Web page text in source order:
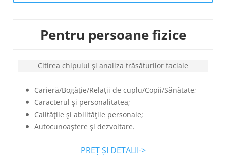
Pentru persoane fizice
Citirea chipului şi analiza trăsăturilor faciale
Carieră/Bogăţie/Relaţii de cuplu/Copii/Sănătate;
Caracterul şi personalitatea;
Calităţile şi abilităţile personale;
Autocunoaştere şi dezvoltare.
PREȚ ȘI DETALII->